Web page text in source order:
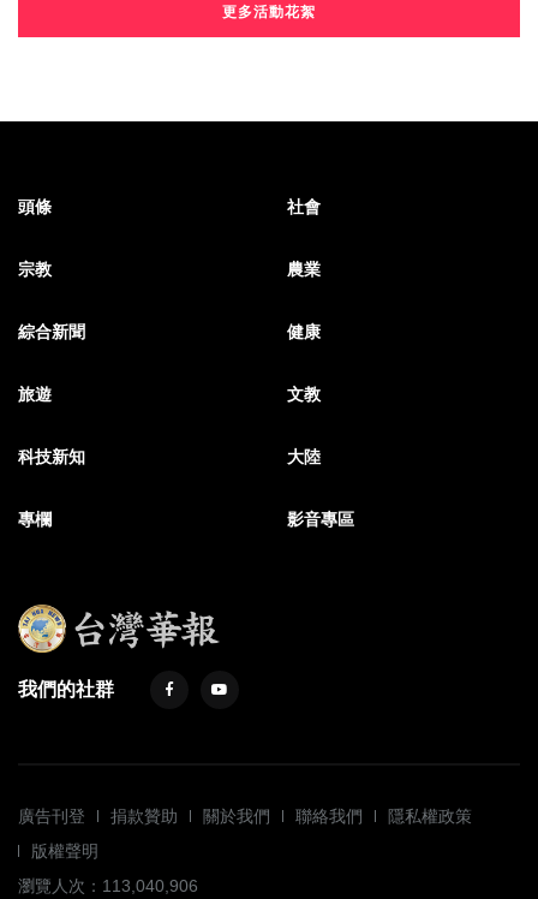
更多活動花絮
頭條 社會
宗教 農業
綜合新聞 健康
旅遊 文教
科技新知 大陸
專欄 影音專區
我們的社群
廣告刊登 捐款贊助 關於我們 聯絡我們
隱私權政策
版權聲明
瀏覽人次：113,040,906